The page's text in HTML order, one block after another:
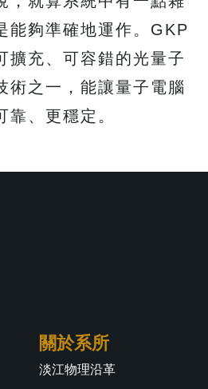
能夠準確地運作。GKP
擴充、可容錯的光量子
術之一，能讓量子電腦
靠、更穩定。
關於系所
淡江物理沿革